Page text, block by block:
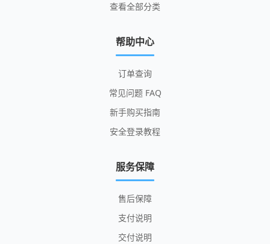
查看全部分类
帮助中心
订单查询
常见问题 FAQ
新手购买指南
安全登录教程
服务保障
售后保障
支付说明
交付说明